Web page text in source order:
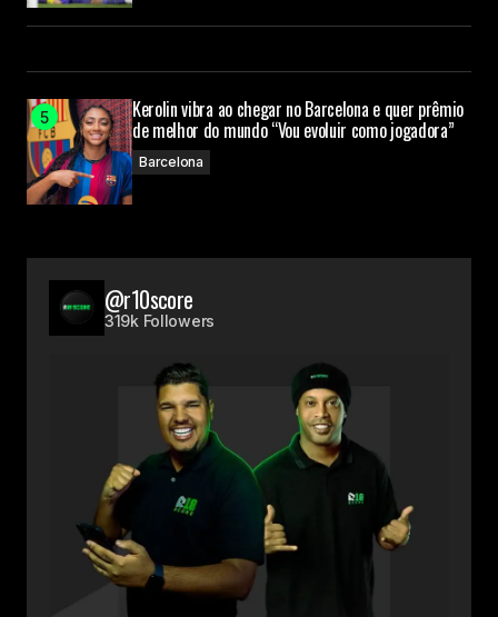
Kerolin vibra ao chegar no Barcelona e quer prêmio
de melhor do mundo “Vou evoluir como jogadora”
Barcelona
@r10score
319k Followers